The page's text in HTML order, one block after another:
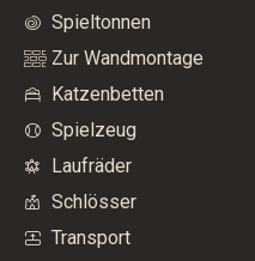
Spieltonnen
Zur Wandmontage
Katzenbetten
Spielzeug
Laufräder
Schlösser
Transport